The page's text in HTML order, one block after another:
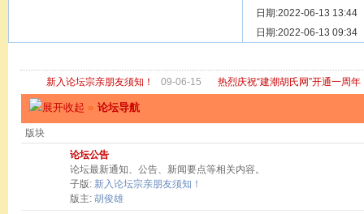
[ 庙堂宗祠 ] 京华胡氏二
日期:2022-06-13 13:44
[ 庙堂宗祠 ] 祖祠、家庙
日期:2022-06-13 09:34
新入论坛宗亲朋友须知！ 09-06-15 热烈庆祝“建潮胡氏网”开通一周年
» 论坛导航
版块
论坛公告
论坛最新通知、公告、新闻要点等相关内容。
子版: 新入论坛宗亲朋友须知！
版主: 胡俊雄